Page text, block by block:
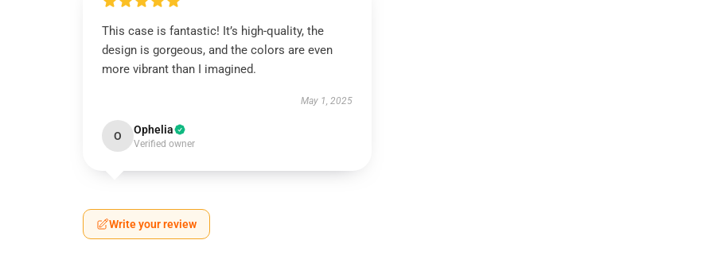
This case is fantastic! It’s high-quality, the
design is gorgeous, and the colors are even
more vibrant than I imagined.
May 1, 2025
O Ophelia
Verified owner
Write your review